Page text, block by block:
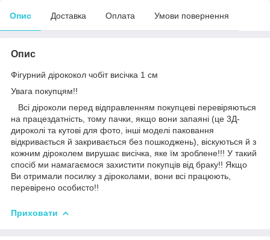
Опис Доставка Оплата Умови повернення
Опис
Фігурний дірококол чобіт висічка 1 см
Увага покупцям!!
Всі діроколи перед відправленням покупцеві перевіряються
на працездатність, тому пачки, якщо вони запаяні (це 3Д-
дироколі та кутові для фото, інші моделі паковання
відкривається й закривається без пошкоджень), віскуються й з
кожним діроколем вирушає висічка, яке їм зроблене!!! У такий
спосіб ми намагаємося захистити покупців від браку!! Якщо
Ви отримали посилку з діроколами, вони всі працюють,
перевірено особисто!!
Приховати